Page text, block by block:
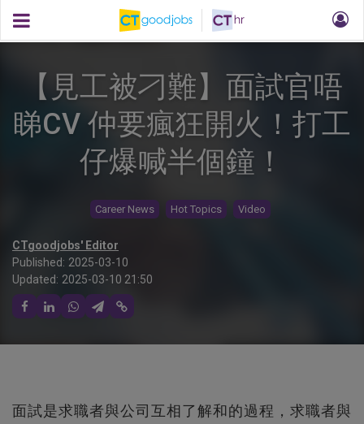
【見工被刁難】面試官唔
睇CV 仲要瘋狂開火！打工
仔爆喊半個鐘！
Career News Hot Topics Video
CTgoodjobs' Editor
Published: 2025-03-10
Updated: 2025-03-10 21:50
面試是求職者與公司互相了解和的過程，求職者與